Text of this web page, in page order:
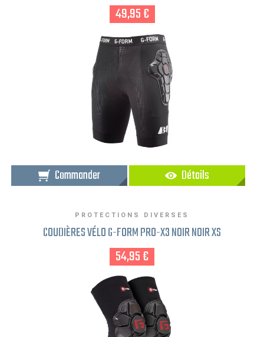
49,95 €
Commander Détails
PROTECTIONS DIVERSES
COUDIÈRES VÉLO G-FORM PRO-X3 NOIR NOIR XS
54,95 €